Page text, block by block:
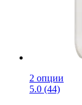
2 опции
5.0 (44)